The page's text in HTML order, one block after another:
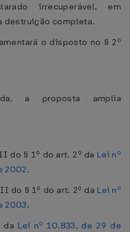
irrecuperável, em
destruição completa.
o disposto no § 2º
a proposta amplia
do § 1º do art. 2º da Lei nº
2002.
do § 1º do art. 2º da Lei nº
2003.
da Lei nº 10.833, de 29 de